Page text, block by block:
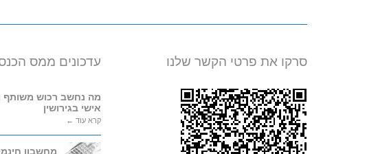
סרקו את פרטי הקשר שלנו עדכונים ממס
מה נחשב רכוש משותף
אישי בגירושין
קרא עוד ←
מחשבון